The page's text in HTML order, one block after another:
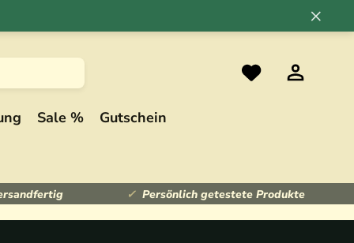
×
Sale % Gutschein
Persönlich getestete Produkte